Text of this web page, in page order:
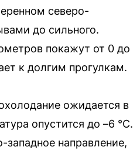
северо-
до сильного.
покажут от 0 до
к долгим прогулкам.
ожидается в
опустится до –6 °C.
западное направление,